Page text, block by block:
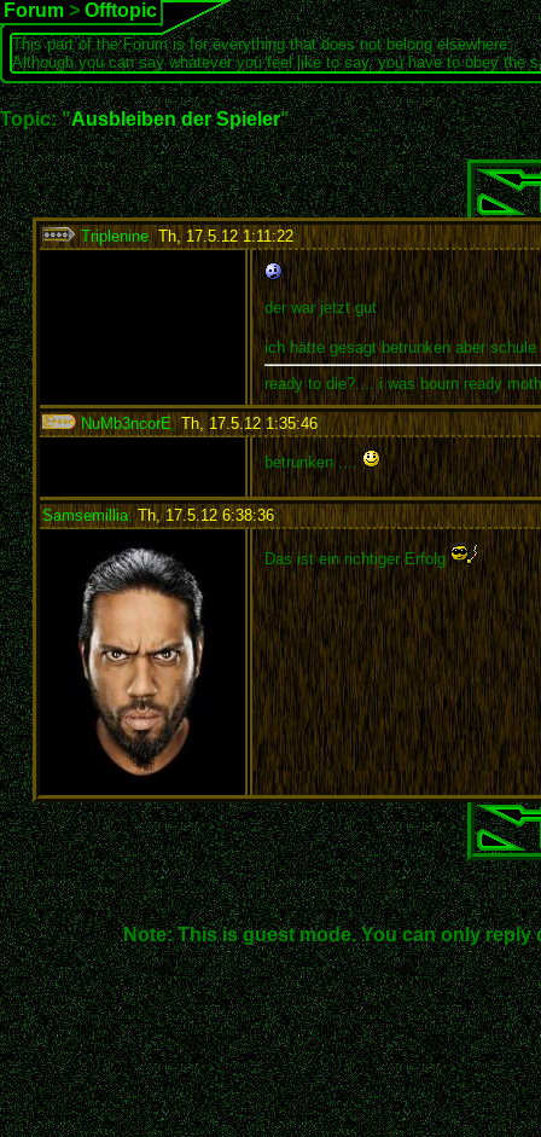
Forum > Offtopic
This part of the Forum is for everything that does not belong elsewhere.
Although you can say whatever you feel like to say, you have to obey the
Topic: "Ausbleiben der Spieler"
Triplenine,Th, 17.5.12 1:11:22:
der war jetzt gut
ich hätte gesagt betrunken aber schule
ready to die?.... i was bourn ready
NuMb3ncorE, Th, 17.5.12 1:35:46:
betrunken ....
Samsemillia, Th, 17.5.12 6:38:36:
Das ist ein richtiger Erfolg
Note: This is guest mode. You can only